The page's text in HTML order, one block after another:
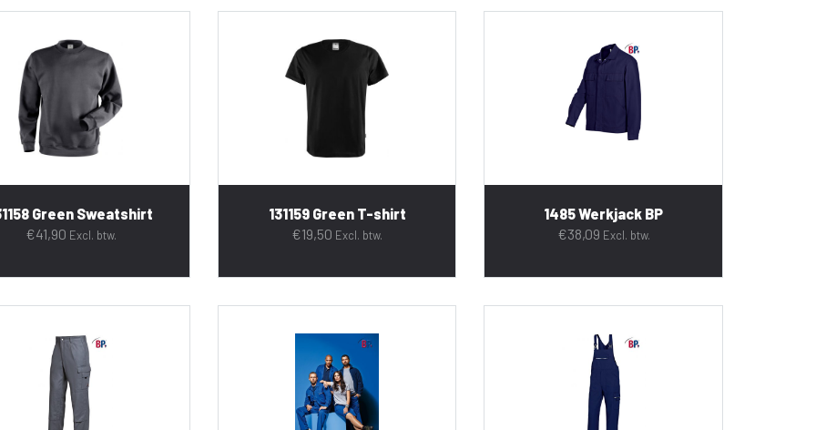
Green Sweatshirt
€41,90 Excl. btw.
131159 Green T-shirt
€19,50 Excl. btw.
1485 Werkjack BP
€38,09 Excl. btw.